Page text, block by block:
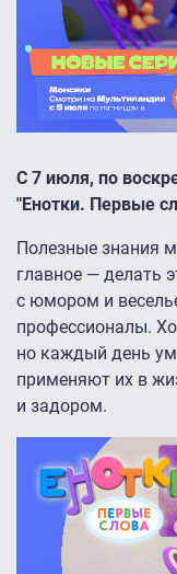
С 7 июля, по
"Енотки. Первые
Полезные знания
главное — делать
с юмором и
профессионалы.
но каждый день
применяют их в
и задором.